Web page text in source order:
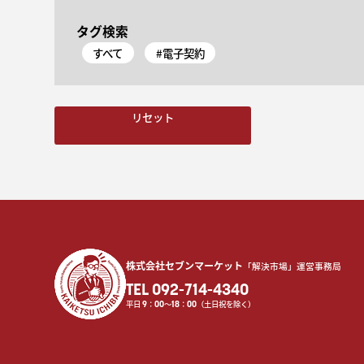
タグ検索
すべて #電子契約
リセット
株式会社セブンマーケット 「解決市場」運営事務局
TEL 092-714-4340
平日 9： 00〜18： 00（土日祝を除く）